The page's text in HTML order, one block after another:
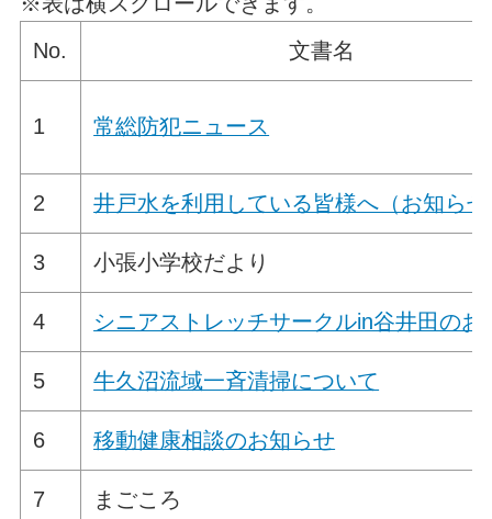
No.
文書名
1 常総防犯ニュース
2 井戸水を利用している皆様へ（お知ら
3 小張小学校だより
4 シニアストレッチサークルin谷井田のお
5 牛久沼流域一斉清掃について
6 移動健康相談のお知らせ
7 まごころ